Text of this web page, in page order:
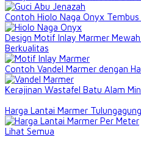
Contoh Hiolo Naga Onyx Tembus
Design Motif Inlay Marmer
Berkualitas
Contoh Vandel Marmer dengan
Kerajinan Wastafel Batu Alam
Harga Lantai Marmer
Lihat Semua